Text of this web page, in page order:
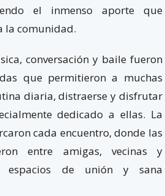
el inmenso aporte que
la comunidad.
conversación y baile fueron
que permitieron a muchas
diaria, distraerse y disfrutar
dedicado a ellas. La
cada encuentro, donde las
entre amigas, vecinas y
espacios de unión y sana